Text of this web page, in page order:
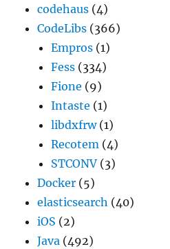
codehaus (4)
CodeLibs (366)
Empros (1)
Fess (334)
Fione (9)
Intaste (1)
libdxfrw(1)
Recotem (4)
STCONV (3)
Docker (5)
elasticsearch (40)
iOS (2)
Java (492)